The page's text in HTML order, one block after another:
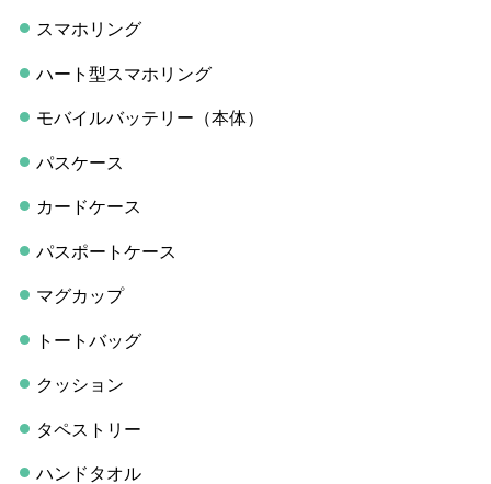
スマホリング
ハート型スマホリング
モバイルバッテリー（本体）
パスケース
カードケース
パスポートケース
マグカップ
トートバッグ
クッション
タペストリー
ハンドタオル